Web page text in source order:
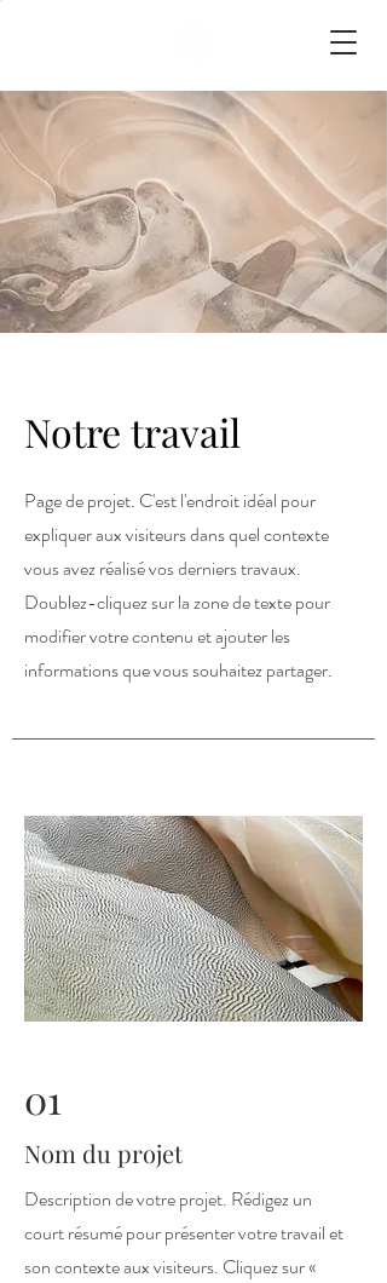
Notre travail
Page de projet. C'est l'endroit idéal pour
expliquer aux visiteurs dans quel contexte
vous avez réalisé vos derniers travaux.
Doublez-cliquez sur la zone de texte pour
modifier votre contenu et ajouter les
informations que vous souhaitez partager.
01
Nom du projet
Description de votre projet. Rédigez un
court résumé pour présenter votre travail et
son contexte aux visiteurs. Cliquez sur «